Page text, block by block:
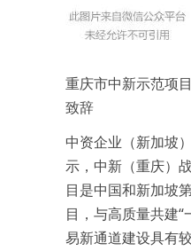
重庆市中新示范项
致辞
中资企业（新加坡
示，中新（重庆）
目是中国和新加坡
目，与高质量共建“
易新通道建设具有